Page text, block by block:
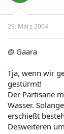
29. März 2004
@ Gaara
Tja, wenn wir
gestürmt!
Der Partisane
Wasser.
erschießt
Desweiteren